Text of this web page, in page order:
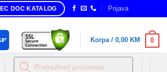
DOC KATALOG Prijava
Korpa / 0,00 KM 0
Products
search